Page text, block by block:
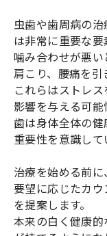
虫歯や歯周病の
は非常に重要な要
噛み合わせが悪
肩こり、腰痛を引
これらはストレ
影響を与える可能
歯は身体全体の
重要性を意識して
治療を始める前
要望に応じたカ
を提案します。
本来の白く健康